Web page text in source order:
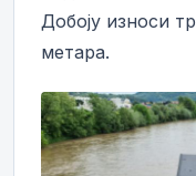
Добоју износи
метара.